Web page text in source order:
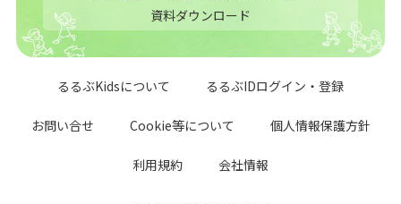
資料ダウンロード
るるぶKidsについて るるぶIDログイン・登録
お問い合せ Cookie等について 個人情報保護方針
利用規約 会社情報